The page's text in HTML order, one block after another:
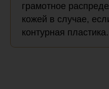
грамотное
кожей в случае,
контурная пластика.